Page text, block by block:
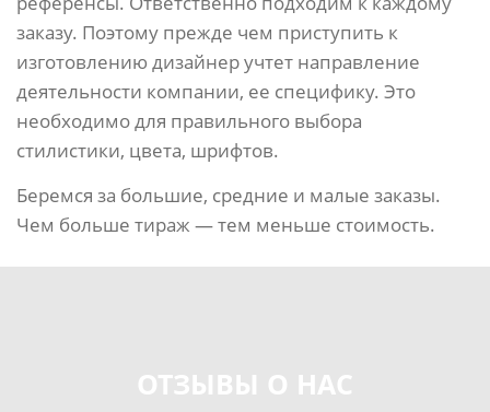
заказу. Поэтому прежде чем приступить к
изготовлению дизайнер учтет направление
деятельности компании, ее специфику. Это
необходимо для правильного выбора
стилистики, цвета, шрифтов.
Беремся за большие, средние и малые заказы.
Чем больше тираж — тем меньше стоимость.
ОТЗЫВЫ О НАС